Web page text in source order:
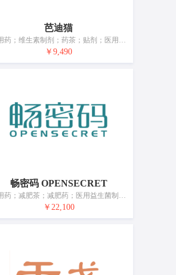
芭迪猫
人用药；维生素制剂；药茶；贴剂；医用营养品；婴儿食品；净化剂；医用棉签；卫生巾；消毒纸巾
￥9,490
畅密码 OPENSECRET
人用药；减肥茶；减肥药；医用益生菌制剂；医用胶原蛋白；刺激益生菌生长的膳食补充剂；医用营养品；医用营养饮料；维生素软糖；营养补充剂
￥22,100